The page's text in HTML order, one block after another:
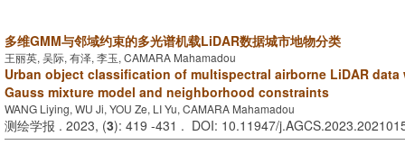
多维GMM与邻域约束的多光谱机载LiDAR数据城市地物分类
王丽英, 吴际, 有泽, 李玉, CAMARA Mahamadou
Urban object classification of multispectral airborne LiDAR
Gauss mixture model and neighborhood constraints
WANG Liying, WU Ji, YOU Ze, LI Yu, CAMARA Mahamadou
测绘学报 . 2023, (3): 419 -431 . DOI: 10.11947/